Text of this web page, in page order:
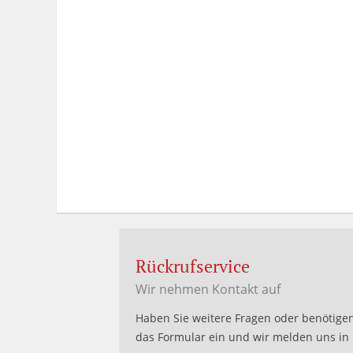
Rückrufservice
Wir nehmen Kontakt auf
Haben Sie weitere Fragen oder
das Formular ein und wir melden uns in